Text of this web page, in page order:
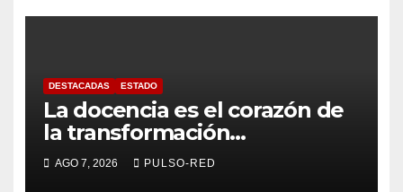
DESTACADAS ESTADO
La docencia es el corazón de
la transformación
universitaria: Rector de la
UATx
AGO 7, 2026 PULSO-RED